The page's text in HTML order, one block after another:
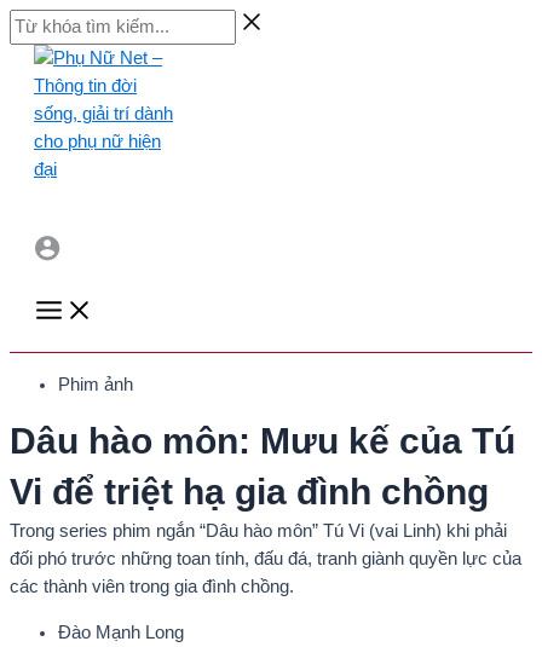
Skip
to
content
Từ
khóa
kiếm...
Main
Menu
Phim ảnh
Dâu hào môn: Mưu kế của Tú
Vi để triệt hạ gia đình chồng
Trong series phim ngắn “Dâu hào môn” Tú Vi (vai Linh) khi phải
đối phó trước những toan tính, đấu đá, tranh giành quyền lực của
các thành viên trong gia đình chồng.
Đào Mạnh Long